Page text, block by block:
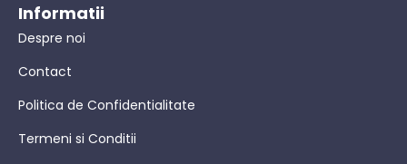
Informatii
Despre noi
Contact
Politica de Confidentialitate
Termeni si Conditii